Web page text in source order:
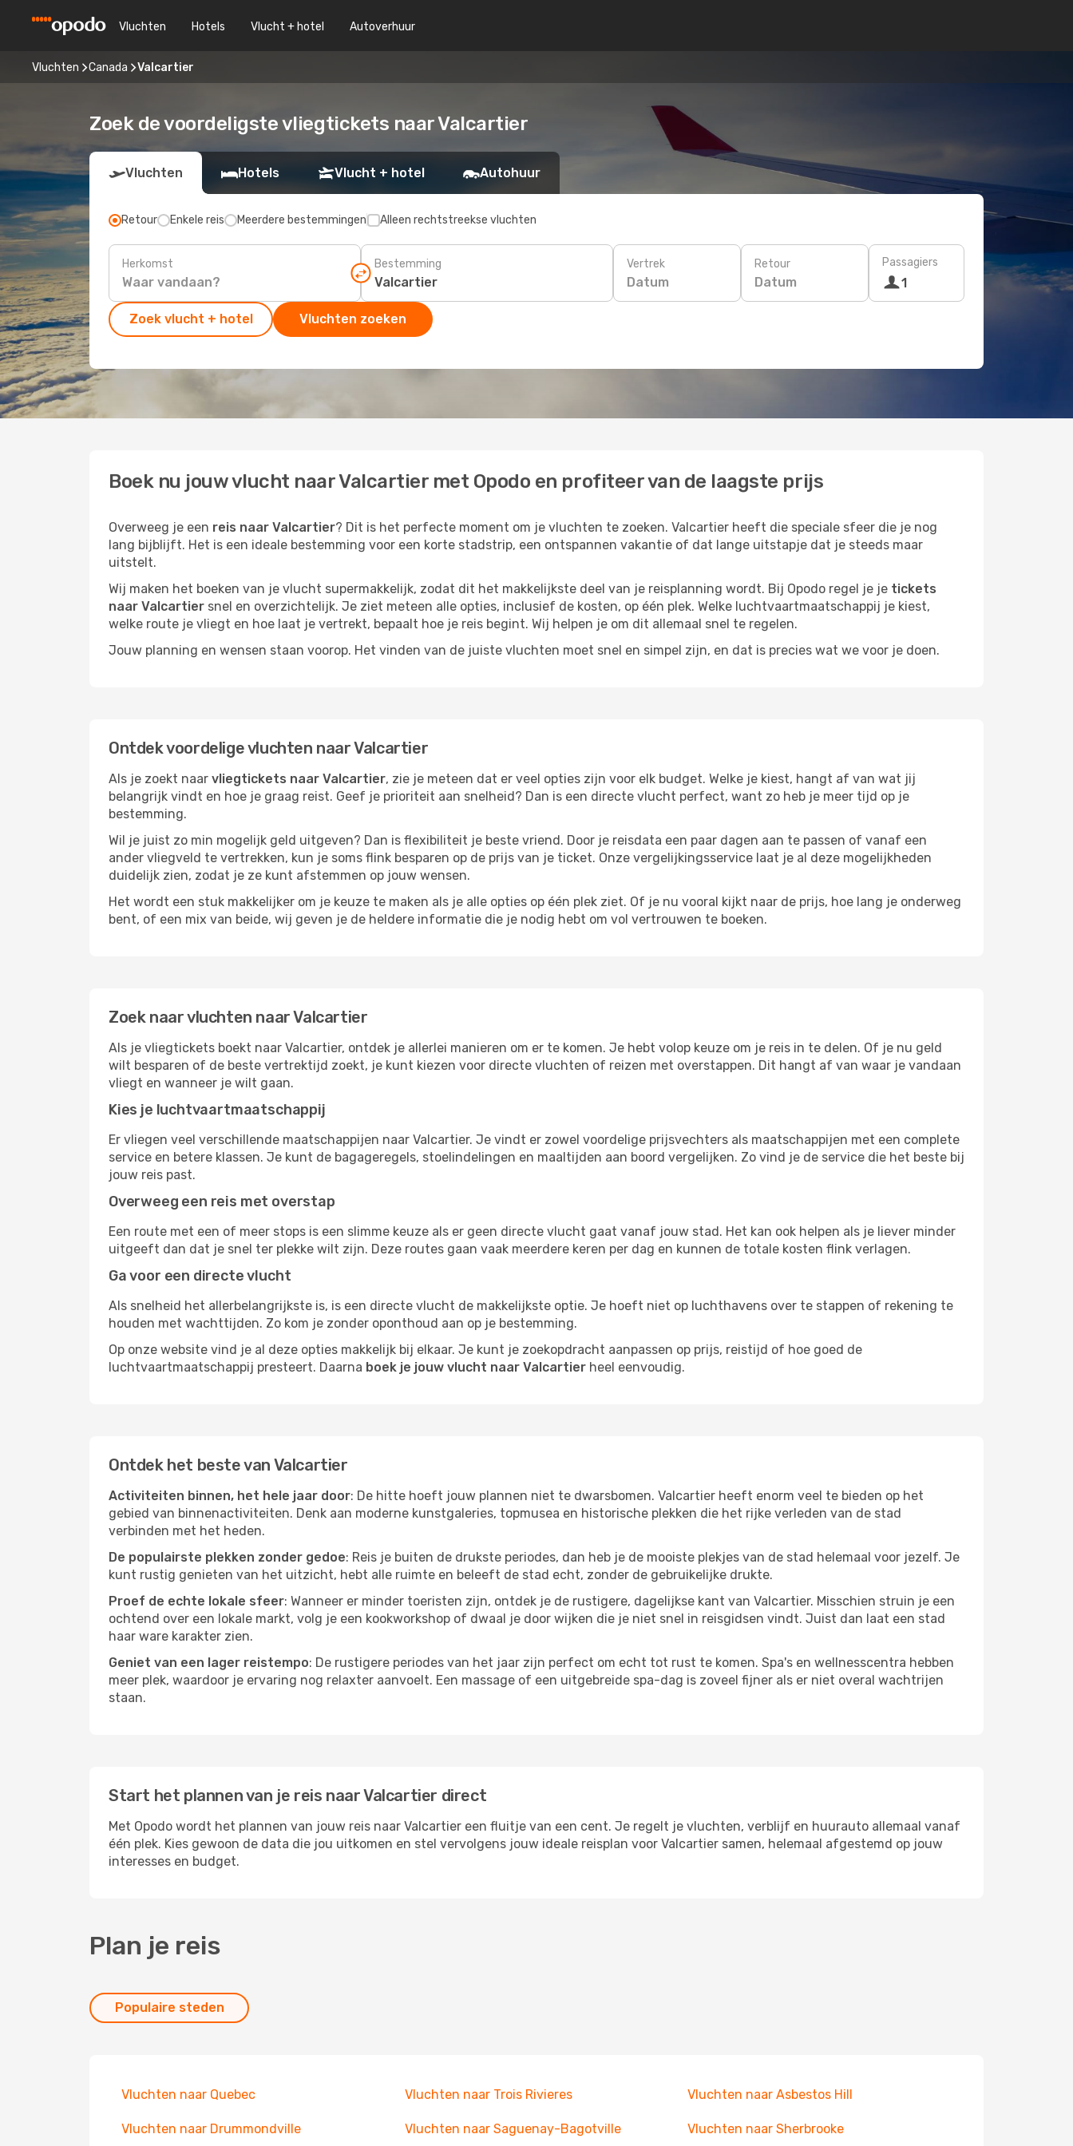
Vluchten Hotels Vlucht + hotel Autoverhuur
Vluchten Canada Valcartier
Zoek de voordeligste vliegtickets naar Valcartier
Vluchten Hotels Vlucht + hotel Autohuur
Retour Enkele reis Meerdere bestemmingen Alleen rechtstreekse vluchten
Herkomst Bestemming Vertrek
Datum
Retour
Datum
Passagiers
1
Zoek vlucht + hotel Vluchten zoeken
Boek nu jouw vlucht naar Valcartier met Opodo en profiteer van de laagste prijs
Overweeg je een reis naar Valcartier? Dit is het perfecte moment om je vluchten te zoeken. Valcartier heeft die speciale sfeer die je nog
lang bijblijft. Het is een ideale bestemming voor een korte stadstrip, een ontspannen vakantie of dat lange uitstapje dat je steeds maar
uitstelt.
Wij maken het boeken van je vlucht supermakkelijk, zodat dit het makkelijkste deel van je reisplanning wordt. Bij Opodo regel je je tickets
naar Valcartier snel en overzichtelijk. Je ziet meteen alle opties, inclusief de kosten, op één plek. Welke luchtvaartmaatschappij je kiest,
welke route je vliegt en hoe laat je vertrekt, bepaalt hoe je reis begint. Wij helpen je om dit allemaal snel te regelen.
Jouw planning en wensen staan voorop. Het vinden van de juiste vluchten moet snel en simpel zijn, en dat is precies wat we voor je doen.
Ontdek voordelige vluchten naar Valcartier
Als je zoekt naar vliegtickets naar Valcartier, zie je meteen dat er veel opties zijn voor elk budget. Welke je kiest, hangt af van wat jij
belangrijk vindt en hoe je graag reist. Geef je prioriteit aan snelheid? Dan is een directe vlucht perfect, want zo heb je meer tijd op je
bestemming.
Wil je juist zo min mogelijk geld uitgeven? Dan is flexibiliteit je beste vriend. Door je reisdata een paar dagen aan te passen of vanaf een
ander vliegveld te vertrekken, kun je soms flink besparen op de prijs van je ticket. Onze vergelijkingsservice laat je al deze mogelijkheden
duidelijk zien, zodat je ze kunt afstemmen op jouw wensen.
Het wordt een stuk makkelijker om je keuze te maken als je alle opties op één plek ziet. Of je nu vooral kijkt naar de prijs, hoe lang je onderweg
bent, of een mix van beide, wij geven je de heldere informatie die je nodig hebt om vol vertrouwen te boeken.
Zoek naar vluchten naar Valcartier
Als je vliegtickets boekt naar Valcartier, ontdek je allerlei manieren om er te komen. Je hebt volop keuze om je reis in te delen. Of je nu geld
wilt besparen of de beste vertrektijd zoekt, je kunt kiezen voor directe vluchten of reizen met overstappen. Dit hangt af van waar je vandaan
vliegt en wanneer je wilt gaan.
Kies je luchtvaartmaatschappij
Er vliegen veel verschillende maatschappijen naar Valcartier. Je vindt er zowel voordelige prijsvechters als maatschappijen met een complete
service en betere klassen. Je kunt de bagageregels, stoelindelingen en maaltijden aan boord vergelijken. Zo vind je de service die het beste bij
jouw reis past.
Overweeg een reis met overstap
Een route met een of meer stops is een slimme keuze als er geen directe vlucht gaat vanaf jouw stad. Het kan ook helpen als je liever minder
uitgeeft dan dat je snel ter plekke wilt zijn. Deze routes gaan vaak meerdere keren per dag en kunnen de totale kosten flink verlagen.
Ga voor een directe vlucht
Als snelheid het allerbelangrijkste is, is een directe vlucht de makkelijkste optie. Je hoeft niet op luchthavens over te stappen of rekening te
houden met wachttijden. Zo kom je zonder oponthoud aan op je bestemming.
Op onze website vind je al deze opties makkelijk bij elkaar. Je kunt je zoekopdracht aanpassen op prijs, reistijd of hoe goed de
luchtvaartmaatschappij presteert. Daarna boek je jouw vlucht naar Valcartier heel eenvoudig.
Ontdek het beste van Valcartier
Activiteiten binnen, het hele jaar door: De hitte hoeft jouw plannen niet te dwarsbomen. Valcartier heeft enorm veel te bieden op het
gebied van binnenactiviteiten. Denk aan moderne kunstgaleries, topmusea en historische plekken die het rijke verleden van de stad
verbinden met het heden.
De populairste plekken zonder gedoe: Reis je buiten de drukste periodes, dan heb je de mooiste plekjes van de stad helemaal voor jezelf. Je
kunt rustig genieten van het uitzicht, hebt alle ruimte en beleeft de stad echt, zonder de gebruikelijke drukte.
Proef de echte lokale sfeer: Wanneer er minder toeristen zijn, ontdek je de rustigere, dagelijkse kant van Valcartier. Misschien struin je een
ochtend over een lokale markt, volg je een kookworkshop of dwaal je door wijken die je niet snel in reisgidsen vindt. Juist dan laat een stad
haar ware karakter zien.
Geniet van een lager reistempo: De rustigere periodes van het jaar zijn perfect om echt tot rust te komen. Spa's en wellnesscentra hebben
meer plek, waardoor je ervaring nog relaxter aanvoelt. Een massage of een uitgebreide spa-dag is zoveel fijner als er niet overal wachtrijen
staan.
Start het plannen van je reis naar Valcartier direct
Met Opodo wordt het plannen van jouw reis naar Valcartier een fluitje van een cent. Je regelt je vluchten, verblijf en huurauto allemaal vanaf
één plek. Kies gewoon de data die jou uitkomen en stel vervolgens jouw ideale reisplan voor Valcartier samen, helemaal afgestemd op jouw
interesses en budget.
Plan je reis
Populaire steden
Vluchten naar Quebec Vluchten naar Trois Rivieres Vluchten naar Asbestos Hill
Vluchten naar Drummondville Vluchten naar Saguenay-Bagotville Vluchten naar Sherbrooke